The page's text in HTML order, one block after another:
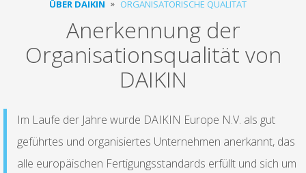
ÜBER DAIKIN ORGANISATORISCHE QUALITÄT
Anerkennung der
Organisationsqualität von
DAIKIN
Im Laufe der Jahre wurde DAIKIN Europe N.V. als gut
geführtes und organisiertes Unternehmen anerkannt, das
alle europäischen Fertigungsstandards erfüllt und sich um